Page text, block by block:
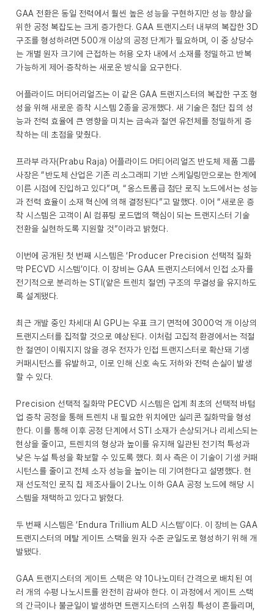
GAA 전환은 동일 전력에서 훨씬 높은 성능을 구현하지만 성능 향상을
위한 공정 복잡도는 크게 증가한다. GAA 트랜지스터 내부의 복잡한 3D
구조를 형성하려면 500개 이상의 공정 단계가 필요하며, 이 중 상당수
는 개별 원자 크기에 근접하는 허용 오차 내에서 소재를 정밀하고 반복
가능하게 제어·증착하는 새로운 방식을 요구한다.
어플라이드 머티어리얼즈는 이 같은 GAA 트랜지스터의 복잡한 구조 형
성을 위해 새로운 증착 시스템 2종을 공개했다. 새 기술은 첨단 칩의 성
능과 전력 효율에 큰 영향을 미치는 금속과 절연 유전체를 정밀하게 증
착하는 데 초점을 맞췄다.
프라부 라자(Prabu Raja) 어플라이드 머티어리얼즈 반도체 제품 그룹
사장은 “반도체 산업은 기존 리소그래피 기반 스케일링만으로는 한계에
이른 시점에 진입하고 있다”며, “옹스트롬급 첨단 로직 노드에서는 성능
과 전력 효율이 소재 혁신에 의해 결정된다”고 말했다. 이어 “새로운 증
착 시스템은 고객이 AI 컴퓨팅 로드맵의 핵심이 되는 트랜지스터 기술
전환을 실현하도록 지원할 것”이라고 밝혔다.
이번에 공개된 첫 번째 시스템은 ‘Producer Precision 선택적 질화
막 PECVD 시스템’이다. 이 장비는 GAA 트랜지스터에서 인접 소자를
전기적으로 분리하는 STI(얕은 트렌치 절연) 구조의 무결성을 유지하도
록 설계됐다.
최근 개발 중인 차세대 AI GPU는 우표 크기 면적에 3000억 개 이상의
트랜지스터를 집적할 것으로 예상된다. 이처럼 고집적 환경에서는 적절
한 절연이 이뤄지지 않을 경우 전자가 인접 트랜지스터로 확산돼 기생
커패시턴스를 유발하고, 이로 인해 신호 속도 저하와 전력 손실이 발생
할 수 있다.
Precision 선택적 질화막 PECVD 시스템은 업계 최초의 선택적 바텀
업 증착 공정을 통해 트렌치 내 필요한 위치에만 실리콘 질화막을 형성
한다. 이를 통해 이후 공정 단계에서 STI 소재가 손상되거나 리세스되는
현상을 줄이고, 트렌치의 형상과 높이를 유지해 일관된 전기적 특성과
낮은 누설 특성을 확보할 수 있도록 했다. 회사 측은 이 기술이 기생 커패
시턴스를 줄이고 전체 소자 성능을 높이는 데 기여한다고 설명했다. 현
재 선도적인 로직 칩 제조사들이 2나노 이하 GAA 공정 노드에 해당 시
스템을 채택하고 있다고 밝혔다.
두 번째 시스템은 ‘Endura Trillium ALD 시스템’이다. 이 장비는 GAA
트랜지스터의 메탈 게이트 스택을 원자 수준 균일도로 형성하기 위해 개
발됐다.
GAA 트랜지스터의 게이트 스택은 약 10나노미터 간격으로 배치된 여
러 개의 수평 나노시트를 완전히 감싸야 한다. 이 과정에서 게이트 스택
의 간극이나 불균일이 발생하면 트랜지스터의 스위칭 특성이 흔들리며,